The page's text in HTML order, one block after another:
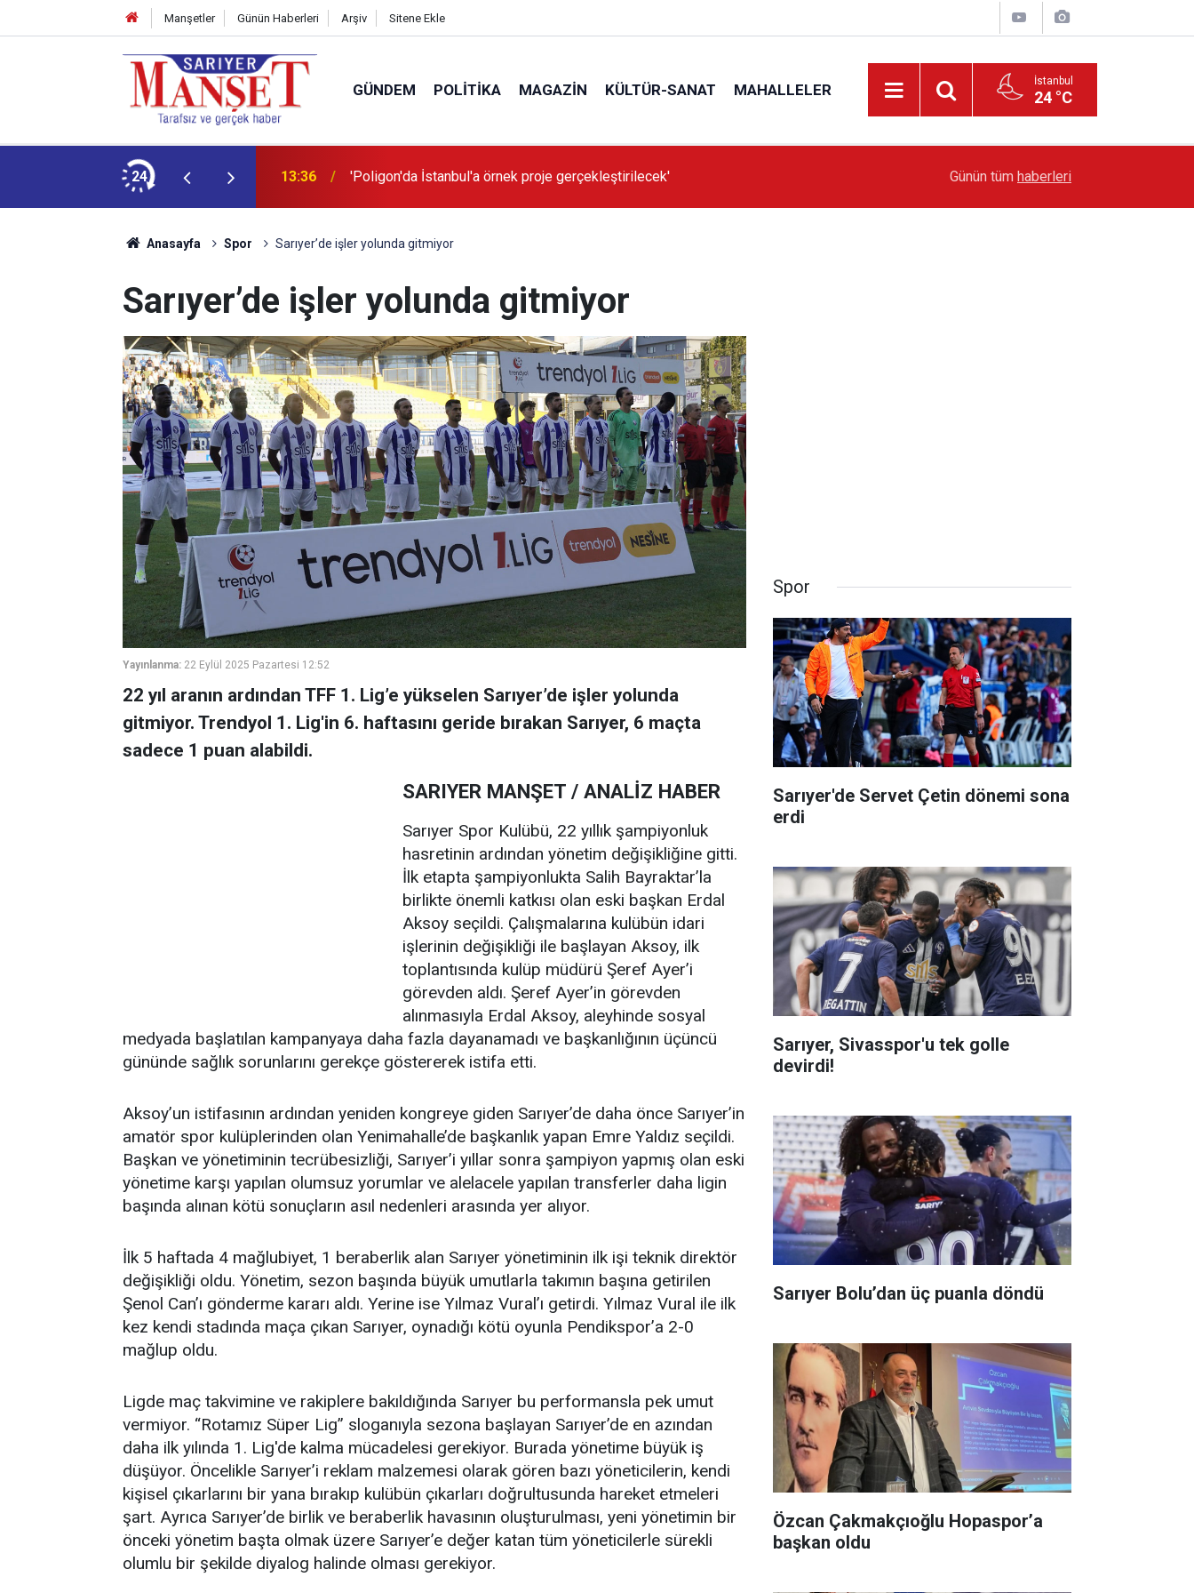
Manşetler Günün Haberleri Arşiv Sitene Ekle
GÜNDEM POLITIKA MAGAZIN KÜLTÜR-SANAT MAHALLELER İstanbul
24 °C
24 13:36 'Poligon'da İstanbul'a örnek proje gerçekleştirilecek' Sarıyer’de Edebiyat Rüzgârı Esecek
Günün tüm haberleri
Anasayfa Spor Sarıyer’de işler yolunda gitmiyor
Sarıyer’de işler yolunda gitmiyor
Yayınlanma: 22 Eylül 2025 Pazartesi 12:52
22 yıl aranın ardından TFF 1. Lig’e yükselen Sarıyer’de işler yolunda
gitmiyor. Trendyol 1. Lig'in 6. haftasını geride bırakan Sarıyer, 6 maçta
sadece 1 puan alabildi.
SARIYER MANŞET / ANALİZ HABER
Sarıyer Spor Kulübü, 22 yıllık şampiyonluk
hasretinin ardından yönetim değişikliğine gitti.
İlk etapta şampiyonlukta Salih Bayraktar’la
birlikte önemli katkısı olan eski başkan Erdal
Aksoy seçildi. Çalışmalarına kulübün idari
işlerinin değişikliği ile başlayan Aksoy, ilk
toplantısında kulüp müdürü Şeref Ayer’i
görevden aldı. Şeref Ayer’in görevden
alınmasıyla Erdal Aksoy, aleyhinde sosyal
medyada başlatılan kampanyaya daha fazla dayanamadı ve başkanlığının üçüncü
gününde sağlık sorunlarını gerekçe göstererek istifa etti.
Aksoy’un istifasının ardından yeniden kongreye giden Sarıyer’de daha önce Sarıyer’in
amatör spor kulüplerinden olan Yenimahalle’de başkanlık yapan Emre Yaldız seçildi.
Başkan ve yönetiminin tecrübesizliği, Sarıyer’i yıllar sonra şampiyon yapmış olan eski
yönetime karşı yapılan olumsuz yorumlar ve alelacele yapılan transferler daha ligin
başında alınan kötü sonuçların asıl nedenleri arasında yer alıyor.
İlk 5 haftada 4 mağlubiyet, 1 beraberlik alan Sarıyer yönetiminin ilk işi teknik direktör
değişikliği oldu. Yönetim, sezon başında büyük umutlarla takımın başına getirilen
Şenol Can’ı gönderme kararı aldı. Yerine ise Yılmaz Vural’ı getirdi. Yılmaz Vural ile ilk
kez kendi stadında maça çıkan Sarıyer, oynadığı kötü oyunla Pendikspor’a 2-0
mağlup oldu.
Ligde maç takvimine ve rakiplere bakıldığında Sarıyer bu performansla pek umut
vermiyor. “Rotamız Süper Lig” sloganıyla sezona başlayan Sarıyer’de en azından
daha ilk yılında 1. Lig'de kalma mücadelesi gerekiyor. Burada yönetime büyük iş
düşüyor. Öncelikle Sarıyer’i reklam malzemesi olarak gören bazı yöneticilerin, kendi
kişisel çıkarlarını bir yana bırakıp kulübün çıkarları doğrultusunda hareket etmeleri
şart. Ayrıca Sarıyer’de birlik ve beraberlik havasının oluşturulması, yeni yönetimin bir
önceki yönetim başta olmak üzere Sarıyer’e değer katan tüm yöneticilerle sürekli
olumlu bir şekilde diyalog halinde olması gerekiyor.
Spor
Sarıyer'de Servet Çetin dönemi sona
erdi
Sarıyer, Sivasspor'u tek golle
devirdi!
Sarıyer Bolu’dan üç puanla döndü
Özcan Çakmakçıoğlu Hopaspor’a
başkan oldu